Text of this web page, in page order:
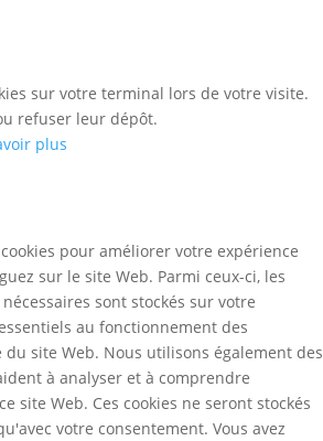
sur votre terminal lors de votre visite.
refuser leur dépôt.
plus
pour améliorer votre expérience
sur le site Web. Parmi ceux-ci, les
sont stockés sur votre
au fonctionnement des
site Web. Nous utilisons également des
à analyser et à comprendre
site Web. Ces cookies ne seront stockés
votre consentement. Vous avez